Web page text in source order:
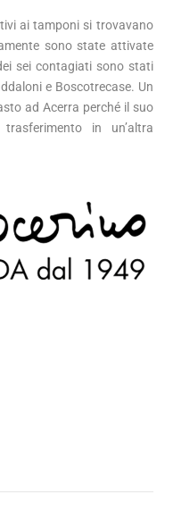
ai tamponi si trovavano
sono state attivate
sei contagiati sono stati
e Boscotrecase. Un
ad Acerra perché il suo
in un’altra